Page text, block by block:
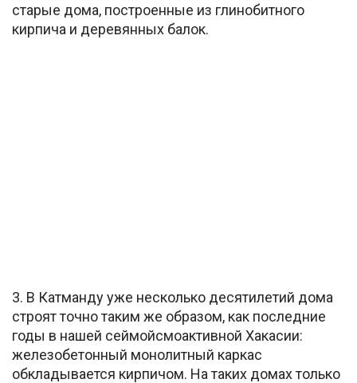
старые дома, построенные из глинобитного
кирпича и деревянных балок.
3. В Катманду уже несколько десятилетий дома
строят точно таким же образом, как последние
годы в нашей сеймойсмоактивной Хакасии:
железобетонный монолитный каркас
обкладывается кирпичом. На таких домах только